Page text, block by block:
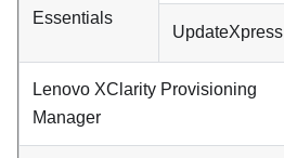
Essentials
UpdateXpress
Lenovo XClarity Provisioning
Manager